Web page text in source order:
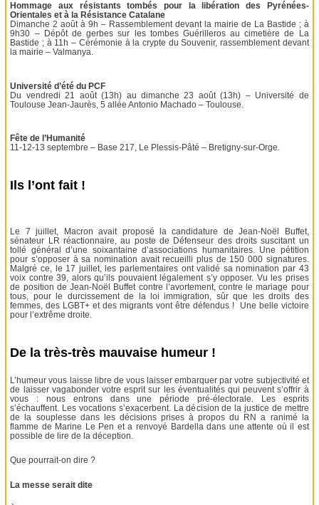
Hommage aux résistants tombés pour la libération des Pyrénées-
Orientales et à la Résistance Catalane
Dimanche 2 août à 9h – Rassemblement devant la mairie de La Bastide ; à
9h30 – Dépôt de gerbes sur les tombes Guérilleros au cimetière de La
Bastide ; à 11h – Cérémonie à la crypte du Souvenir, rassemblement devant
la mairie – Valmanya.
Université d’été du PCF
Du vendredi 21 août (13h) au dimanche 23 août (13h) – Université de
Toulouse Jean-Jaurès, 5 allée Antonio Machado – Toulouse.
Fête de l’Humanité
11-12-13 septembre – Base 217, Le Plessis-Pâté – Bretigny-sur-Orge.
Ils l’ont fait !
Le 7 juillet, Macron avait proposé la candidature de Jean-Noël Buffet,
sénateur LR réactionnaire, au poste de Défenseur des droits suscitant un
tollé général d’une soixantaine d’associations humanitaires. Une pétition
pour s’opposer à sa nomination avait recueilli plus de 150 000 signatures.
Malgré ce, le 17 juillet, les parlementaires ont validé sa nomination par 43
voix contre 39, alors qu’ils pouvaient légalement s’y opposer. Vu les prises
de position de Jean-Noël Buffet contre l’avortement, contre le mariage pour
tous, pour le durcissement de la loi immigration, sûr que les droits des
femmes, des LGBT+ et des migrants vont être défendus ! Une belle victoire
pour l’extrême droite.
De la très-très mauvaise humeur !
L’humeur vous laisse libre de vous laisser embarquer par votre subjectivité et
de laisser vagabonder votre esprit sur les éventualités qui peuvent s’offrir à
vous : nous entrons dans une période pré-électorale. Les esprits
s’échauffent. Les vocations s’exacerbent. La décision de la justice de mettre
de la souplesse dans les décisions prises à propos du RN a ranimé la
flamme de Marine Le Pen et a renvoyé Bardella dans une attente où il est
possible de lire de la déception.
Que pourrait-on dire ?
La messe serait dite